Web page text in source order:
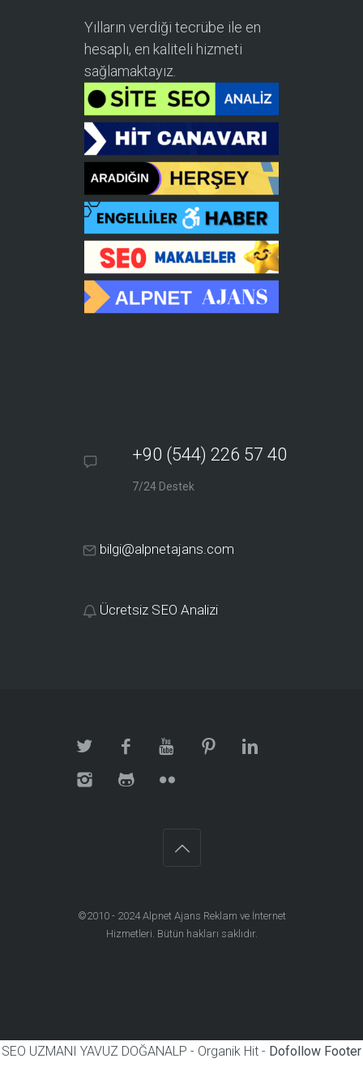
Yılların verdiği tecrübe ile en
hesaplı, en kaliteli hizmeti
sağlamaktayız.
+90 (544) 226 57 40
7/24 Destek
bilgi@alpnetajans.com
Ücretsiz SEO Analizi
©2010 - 2024Alpnet Ajans Reklam ve İnternet
Hizmetleri . Bütün hakları saklıdır.
SEO UZMANI YAVUZ DOĞANALP - Organik Hit - Dofollow Footer